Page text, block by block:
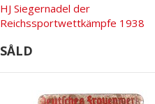
HJ Siegernadel der
Reichssportwettkämpfe 1938
SÅLD